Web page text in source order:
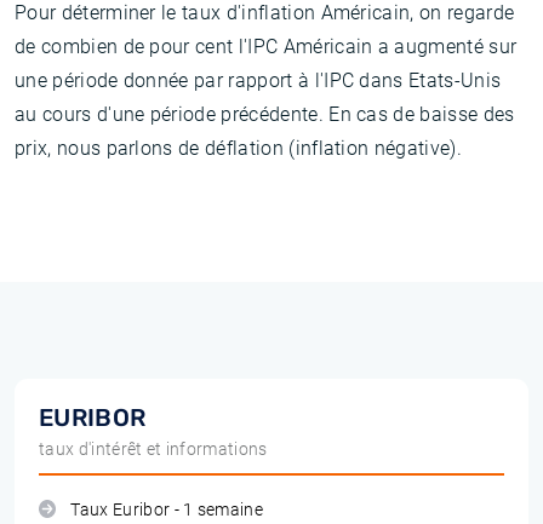
Pour déterminer le taux d'inflation Américain, on regarde
de combien de pour cent l'IPC Américain a augmenté sur
une période donnée par rapport à l'IPC dans Etats-Unis
au cours d'une période précédente. En cas de baisse des
prix, nous parlons de déflation (inflation négative).
EURIBOR
taux d'intérêt et informations
Taux Euribor - 1 semaine